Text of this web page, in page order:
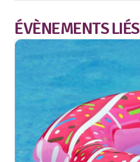
ÉVÈNEMENTS LIÉS